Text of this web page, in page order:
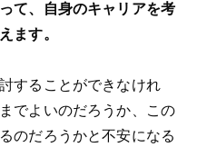
て、自身のキャリアを考
ます。
することができなけれ
でよいのだろうか、この
のだろうかと不安になる